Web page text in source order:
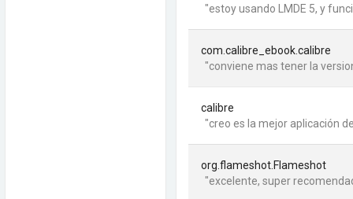
"estoy usando LMDE 5, y
com.calibre_ebook.calibre
"conviene mas tener la
calibre
"creo es la mejor aplicación
org.flameshot.Flameshot
"excelente, super